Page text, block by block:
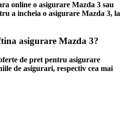
online o asigurare Mazda 3 sau
a incheia o asigurare Mazda 3, la
asigurare Mazda 3?
de pret pentru asigurare
de asigurari, respectiv cea mai